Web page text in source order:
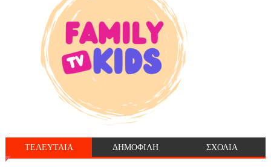
ΤΕΛΕΥΤΑΙΑ ΔΗΜΟΦΙΛΗ ΣΧΟΛΙΑ